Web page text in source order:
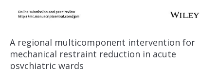
A regional multicomponent intervention for
mechanical restraint reduction in acute
psychiatric wards